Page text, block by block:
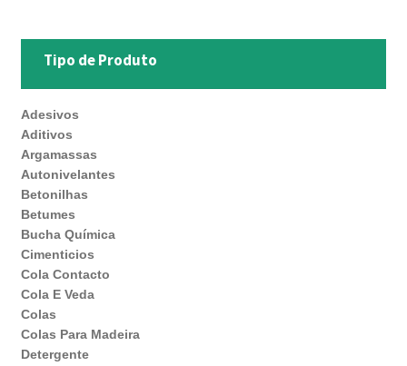
Tipo de Produto
Adesivos
Aditivos
Argamassas
Autonivelantes
Betonilhas
Betumes
Bucha Química
Cimenticios
Cola Contacto
Cola E Veda
Colas
Colas Para Madeira
Detergente